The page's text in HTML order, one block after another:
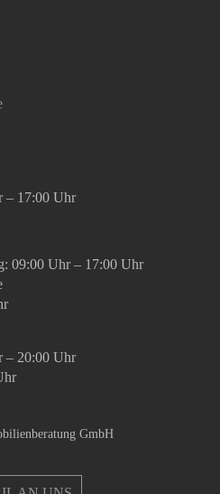
– 17:00 Uhr
09:00 Uhr – 17:00 Uhr
– 20:00 Uhr